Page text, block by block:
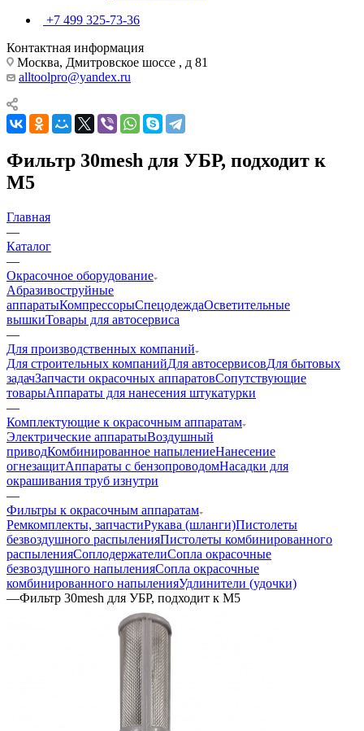
+7 499 325-73-36
Контактная информация
Москва, Дмитровское шоссе , д 81
alltoolpro@yandex.ru
Фильтр 30mesh для УБР, подходит к
M5
Главная
—
Каталог
—
Окрасочное оборудование
Aбразивоструйные
аппаратыКомпрессорыСпецодеждаОсветительные
вышкиТовары для автосервиса
—
Для производственных компаний
Для строительных компанийДля автосервисовДля бытовых
задачЗапчасти окрасочных аппаратовСопутствующие
товарыАппараты для нанесения штукатурки
—
Комплектующие к окрасочным аппаратам
Электрические аппаратыВоздушный
приводКомбинированное напылениеНанесение
огнезащитАппараты с бензопроводомНасадки для
окрашивания труб изнутри
—
Фильтры к окрасочным аппаратам
Ремкомплекты, запчастиРукава (шланги)Пистолеты
безвоздушного распыленияПистолеты комбинированного
распыленияСоплодержателиСопла окрасочные
безвоздушного напыленияСопла окрасочные
комбинированного напыленияУдлинители (удочки)
—Фильтр 30mesh для УБР, подходит к M5